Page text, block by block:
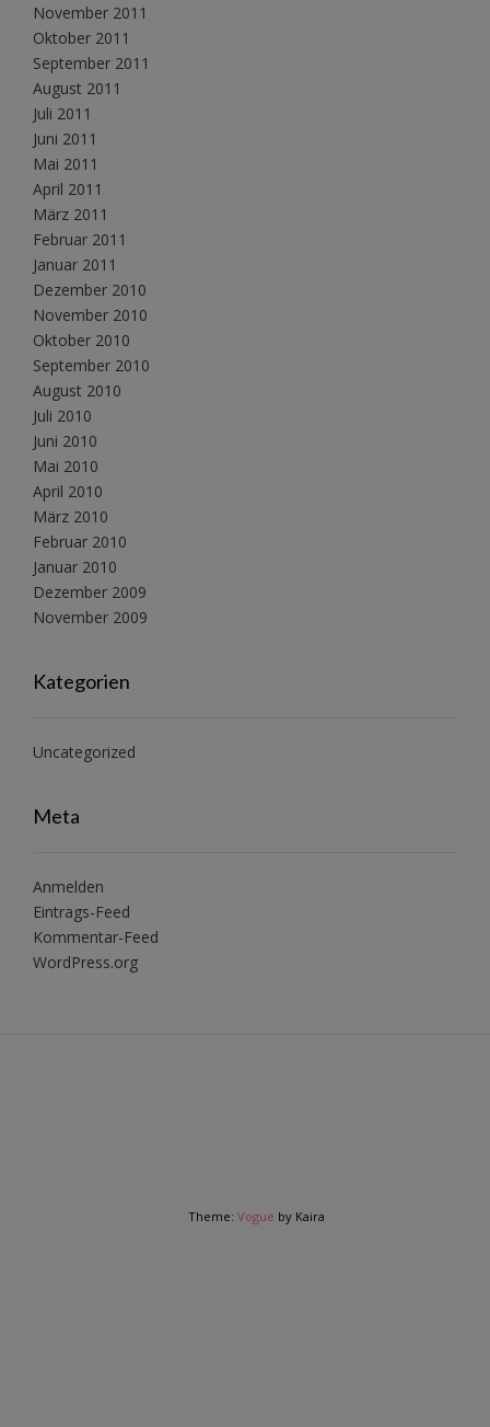
November 2011
Oktober 2011
September 2011
August 2011
Juli 2011
Juni 2011
Mai 2011
April 2011
März 2011
Februar 2011
Januar 2011
Dezember 2010
November 2010
Oktober 2010
September 2010
August 2010
Juli 2010
Juni 2010
Mai 2010
April 2010
März 2010
Februar 2010
Januar 2010
Dezember 2009
November 2009
Kategorien
Uncategorized
Meta
Anmelden
Eintrags-Feed
Kommentar-Feed
WordPress.org
Theme: Vogue by Kaira